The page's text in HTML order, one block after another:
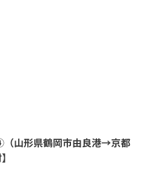
山形県鶴岡市由良港→京都